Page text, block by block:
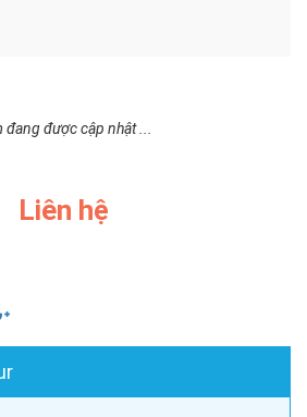
được cập nhật ...
Liên hệ